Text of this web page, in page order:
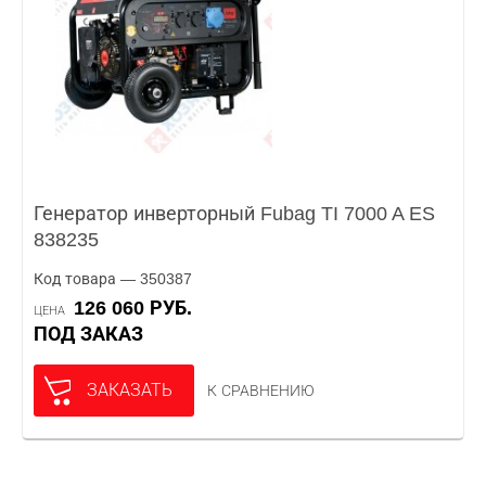
Генератор инверторный Fubag TI 7000 A ES
838235
Код товара — 350387
ЦЕНА
126 060 РУБ.
ПОД ЗАКАЗ
ЗАКАЗАТЬ К СРАВНЕНИЮ